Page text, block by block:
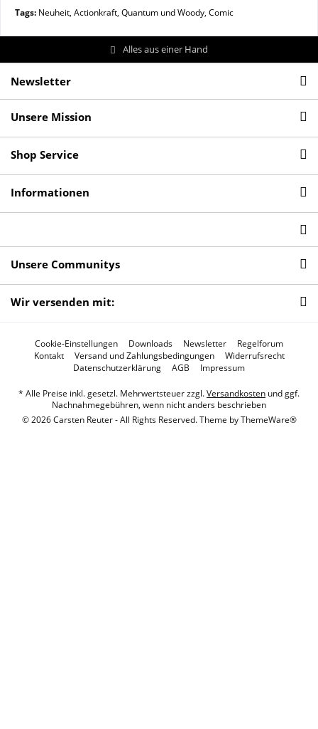
Tags: Neuheit, Actionkraft, Quantum und Woody, Comic
Alles aus einer Hand
Newsletter
Unsere Mission
Shop Service
Informationen
Unsere Communitys
Wir versenden mit:
Cookie-Einstellungen Downloads Newsletter
Regelforum
Kontakt
Versand und Zahlungsbedingungen
Widerrufsrecht
Datenschutzerklärung
AGB Impressum
* Alle Preise inkl. gesetzl. Mehrwertsteuer zzgl.Versandkosten und ggf.
Nachnahmegebühren, wenn nicht anders beschrieben
© 2026 Carsten Reuter - All Rights Reserved. Theme byThemeWare®